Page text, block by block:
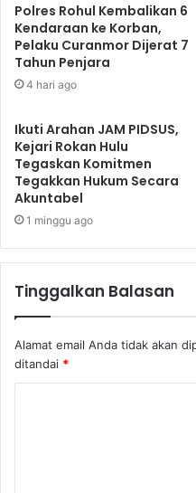
Polres Rohul Kembalikan 6
Kendaraan ke Korban,
Pelaku Curanmor Dijerat 7
Tahun Penjara
4 hari ago
Ikuti Arahan JAM PIDSUS,
Kejari Rokan Hulu
Tegaskan Komitmen
Tegakkan Hukum Secara
Akuntabel
1 minggu ago
Tinggalkan Balasan
Alamat email Anda tidak akan
ditandai *